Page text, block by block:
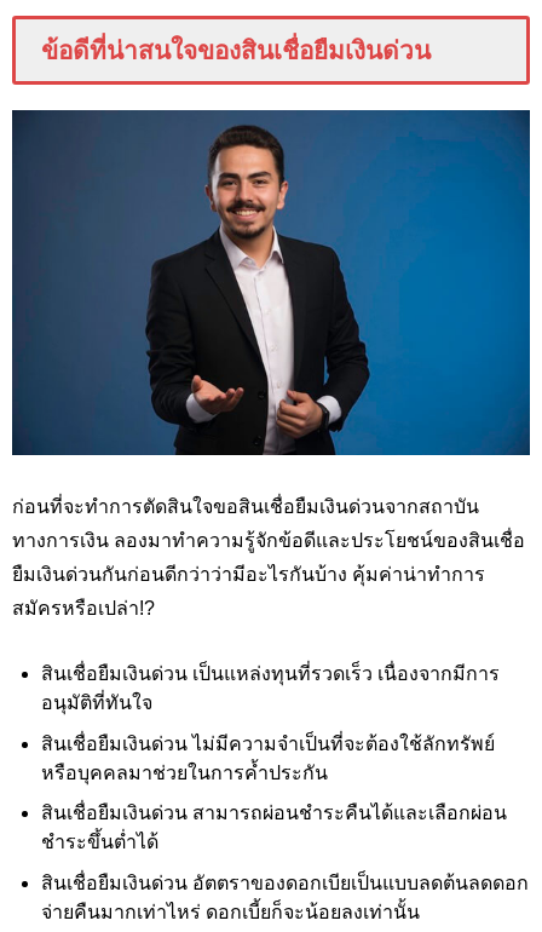
ข้อดีที่น่าสนใจของสินเชื่อยืมเงินด่วน
ก่อนที่จะทำการตัดสินใจขอสินเชื่อยืมเงินด่วนจากสถาบัน
ทางการเงิน ลองมาทำความรู้จักข้อดีและประโยชน์ของสินเชื่อ
ยืมเงินด่วนกันก่อนดีกว่าว่ามีอะไรกันบ้าง คุ้มค่าน่าทำการ
สมัครหรือเปล่า!?
สินเชื่อยืมเงินด่วน เป็นแหล่งทุนที่รวดเร็ว เนื่องจากมีการ
อนุมัติที่ทันใจ
สินเชื่อยืมเงินด่วน ไม่มีความจำเป็นที่จะต้องใช้ลักทรัพย์
หรือบุคคลมาช่วยในการค้ำประกัน
สินเชื่อยืมเงินด่วน สามารถผ่อนชำระคืนได้และเลือกผ่อน
ชำระขึ้นต่ำได้
สินเชื่อยืมเงินด่วน อัตตราของดอกเบียเป็นแบบลดต้นลดดอก
จ่ายคืนมากเท่าไหร่ ดอกเบี้ยก็จะน้อยลงเท่านั้น